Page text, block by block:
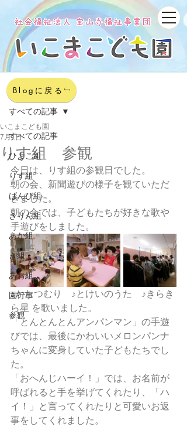
記事
すべての記事
ひよこ組
りす組
ばんび組
きりん組
あか組
き組
あお組
園行事
参観
すべての記事
りす組 参観
いこまこども園
7月1日
今日は、りす組の参観日でした。
朝の会、新聞遊びの様子を観ていただ
きました。
朝の会では、子どもたちが好きな歌や
手遊びをしました。
♪かたつむり　♪とけいのうた　♪きらき
ら星 を歌いました。
「とんとんとんアンパンマン」の手遊
びでは、最後にかわいいメロンパンナ
ちゃんに変身していた子どもたちでし
た。
「おへんじハーイ！」では、お名前が
呼ばれると手を挙げてくれたり、「ハ
イ！」と言ってくれたりと可愛いお返
事をしてくれました。
Blogに戻る